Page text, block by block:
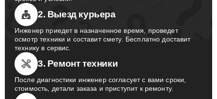
сроков и условий.
2. Выезд курьера
Инженер приедет в назначенное время, проведет
осмотр техники и составит смету. Бесплатно доставит
технику в сервис.
После диагностики инженер согласует с вами сроки,
стоимость, детали заказа и приступит к ремонту.